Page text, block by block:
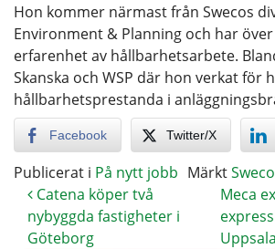
Hon kommer närmast från Swecos
Environment & Planning och har över
erfarenhet av hållbarhetsarbete.
Skanska och WSP där hon verkat för
hållbarhetsprestanda i
Facebook Twitter/X
Publicerat i På nytt jobb MärktSweco
Catena köper två
nybyggda fastigheter i
Göteborg
Meca